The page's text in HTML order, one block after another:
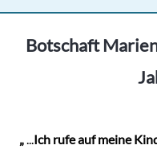
mehrere
auf.
auf
Botschaft
„...Ich rufe auf meine